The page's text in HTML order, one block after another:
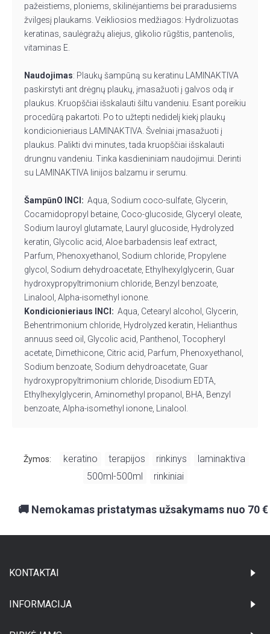
pažeistiems, ploniems, skilinėjantiems bei praradusiems
žvilgesį plaukams. Veikliosios medžiagos: Hydrolizuotas
keratinas, saulėgražų aliejus, glikolio rūgštis, pantenolis,
vitaminas E.
Naudojimas: Plaukų šampūną su keratinu LAMINAKTIVA
paskirstyti ant drėgnų plaukų, įmasažuoti į galvos odą ir
plaukus. Kruopščiai išskalauti šiltu vandeniu. Esant poreikiu
procedūrą pakartoti. Po to užtepti nedidelį kiekį plaukų
kondicionieriaus LAMINAKTIVA. Švelniai įmasažuoti į
plaukus. Palikti dvi minutes, tada kruopščiai išskalauti
drungnu vandeniu. Tinka kasdieniniam naudojimui. Derinti
su LAMINAKTIVA linijos balzamu ir serumu.
ŠampūnO INCI: Aqua, Sodium coco-sulfate, Glycerin,
Cocamidopropyl betaine, Coco-glucoside, Glyceryl oleate,
Sodium lauroyl glutamate, Lauryl glucoside, Hydrolyzed
keratin, Glycolic acid, Aloe barbadensis leaf extract,
Parfum, Phenoxyethanol, Sodium chloride, Propylene
glycol, Sodium dehydroacetate, Ethylhexylglycerin, Guar
hydroxypropyltrimonium chloride, Benzyl benzoate,
Linalool, Alpha-isomethyl ionone.
Kondicionieriaus INCI: Aqua, Cetearyl alcohol, Glycerin,
Behentrimonium chloride, Hydrolyzed keratin, Helianthus
annuus seed oil, Glycolic acid, Panthenol, Tocopheryl
acetate, Dimethicone, Citric acid, Parfum, Phenoxyethanol,
Sodium benzoate, Sodium dehydroacetate, Guar
hydroxypropyltrimonium chloride, Disodium EDTA,
Ethylhexylglycerin, Aminomethyl propanol, BHA, Benzyl
benzoate, Alpha-isomethyl ionone, Linalool.
Žymos: keratino terapijos rinkinys laminaktiva
500ml-500ml rinkiniai
🚚 Nemokamas pristatymas užsakymams nuo 70 €
KONTAKTAI
INFORMACIJA